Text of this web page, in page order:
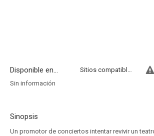
Disponible en...
Sitios compatibles
Sin información
Sinopsis
Un promotor de conciertos intentar revivir un